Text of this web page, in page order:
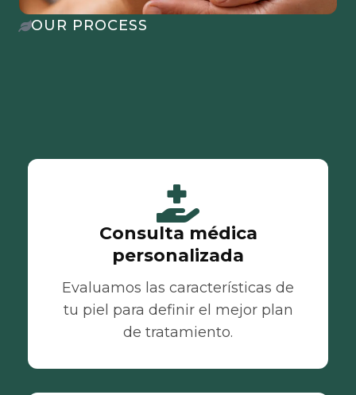
OUR PROCESS
Consulta médica
personalizada
Evaluamos las características de
tu piel para definir el mejor plan
de tratamiento.